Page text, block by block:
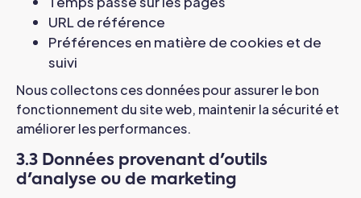
URL de référence
Préférences en matière de cookies et de
suivi
Nous collectons ces données pour assurer le bon
fonctionnement du site web, maintenir la sécurité et
améliorer les performances.
3.3 Données provenant d'outils
d'analyse ou de marketing